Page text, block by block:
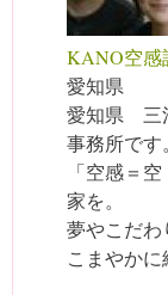
KANO空感
愛知県
愛知県 三
事務所です。
「空感＝
家を。
夢やこだわ
こまやかに